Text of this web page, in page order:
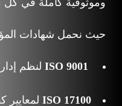
وموثوقية كاملة في
حيث نحمل شهادات
ISO 9001لنظم
ISO 17100لمعايير